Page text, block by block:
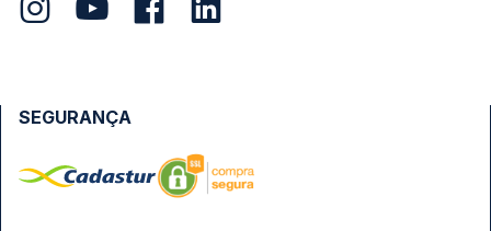
SEGURANÇA